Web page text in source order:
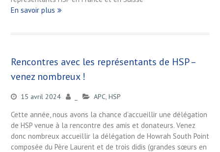
En savoir plus
Rencontres avec les représentants de HSP –
venez nombreux !
15 avril 2024 APC, HSP
Cette année, nous avons la chance d’accueillir une délégation
de HSP venue à la rencontre des amis et donateurs. Venez
donc nombreux accueillir la délégation de Howrah South Point
composée du Père Laurent et de trois didis (grandes sœurs en